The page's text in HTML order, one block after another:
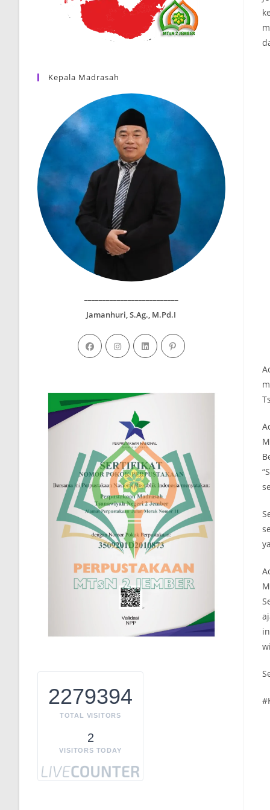
Kepala Madrasah
Jamanhuri, S.Ag., M.Pd.I
2279394
TOTAL VISITORS
2
VISITORS TODAY